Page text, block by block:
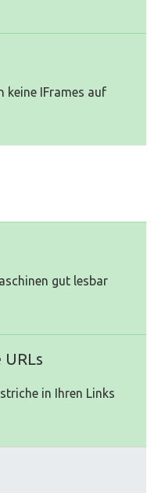
keine IFrames auf
gut lesbar
in Ihren Links